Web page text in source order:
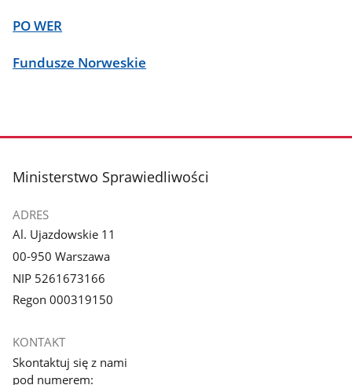
PO WER
Fundusze Norweskie
stopka
Ministerstwo Sprawiedliwości
ADRES
Al. Ujazdowskie 11
00-950 Warszawa
NIP 5261673166
Regon 000319150
KONTAKT
Skontaktuj się z nami
pod numerem: